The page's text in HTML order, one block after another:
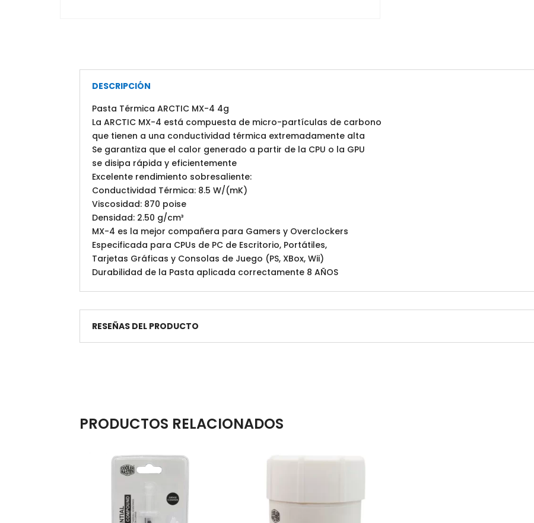
DESCRIPCIÓN
Pasta Térmica ARCTIC MX-4 4g
La ARCTIC MX-4 está compuesta de micro-partículas de carbono
que tienen a una conductividad térmica extremadamente alta
Se garantiza que el calor generado a partir de la CPU o la GPU
se disipa rápida y eficientemente
Excelente rendimiento sobresaliente:
Conductividad Térmica: 8.5 W/(mK)
Viscosidad: 870 poise
Densidad: 2.50 g/cm³
MX-4 es la mejor compañera para Gamers y Overclockers
Especificada para CPUs de PC de Escritorio, Portátiles,
Tarjetas Gráficas y Consolas de Juego (PS, XBox, Wii)
Durabilidad de la Pasta aplicada correctamente 8 AÑOS
RESEÑAS DEL PRODUCTO
PRODUCTOS RELACIONADOS